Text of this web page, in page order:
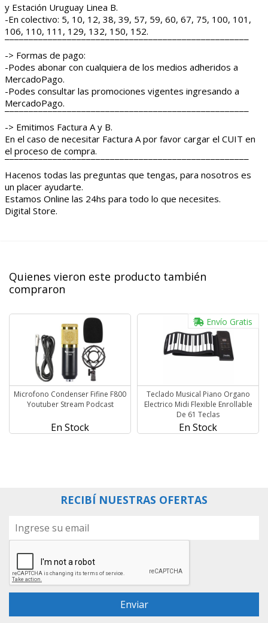
y Estación Uruguay Linea B.
-En colectivo: 5, 10, 12, 38, 39, 57, 59, 60, 67, 75, 100, 101,
106, 110, 111, 129, 132, 150, 152.
¯¯¯¯¯¯¯¯¯¯¯¯¯¯¯¯¯¯¯¯¯¯¯¯¯¯¯¯¯¯¯¯¯¯¯¯¯¯¯¯¯¯¯¯¯¯¯¯¯¯¯
-> Formas de pago:
-Podes abonar con cualquiera de los medios adheridos a
MercadoPago.
-Podes consultar las promociones vigentes ingresando a
MercadoPago.
¯¯¯¯¯¯¯¯¯¯¯¯¯¯¯¯¯¯¯¯¯¯¯¯¯¯¯¯¯¯¯¯¯¯¯¯¯¯¯¯¯¯¯¯¯¯¯¯¯¯¯
-> Emitimos Factura A y B.
En el caso de necesitar Factura A por favor cargar el CUIT en
el proceso de compra.
¯¯¯¯¯¯¯¯¯¯¯¯¯¯¯¯¯¯¯¯¯¯¯¯¯¯¯¯¯¯¯¯¯¯¯¯¯¯¯¯¯¯¯¯¯¯¯¯¯¯¯
Hacenos todas las preguntas que tengas, para nosotros es
un placer ayudarte.
Estamos Online las 24hs para todo lo que necesites.
Digital Store.
Quienes vieron este producto también
compraron
Microfono Condenser Fifine F800
Youtuber Stream Podcast
En Stock
Teclado Musical Piano Organo
Electrico Midi Flexible Enrollable
De 61 Teclas
Envío Gratis
En Stock
RECIBÍ NUESTRAS OFERTAS